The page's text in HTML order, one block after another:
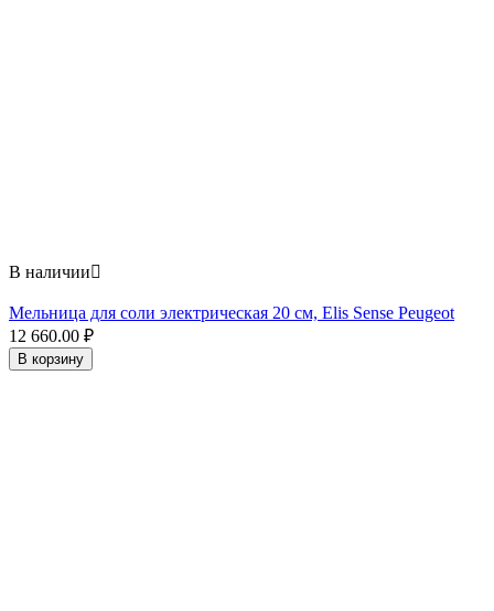
В наличии
Мельница для соли электрическая 20 см, Elis Sense Peugeot
12 660.00 ₽
В корзину